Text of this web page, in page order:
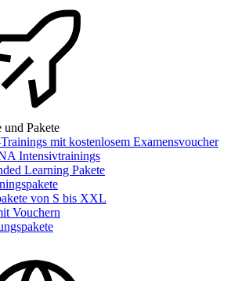
und Pakete
mit kostenlosem Examensvoucher
Intensivtrainings
Learning Pakete
von S bis XXL
Vouchern